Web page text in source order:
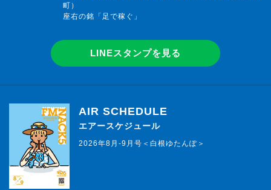
町）
座右の銘「足で稼ぐ」
LINEスタンプを見る
AIR SCHEDULE
エアースケジュール
2026年8月-9月号＜白根ゆたんぽ＞